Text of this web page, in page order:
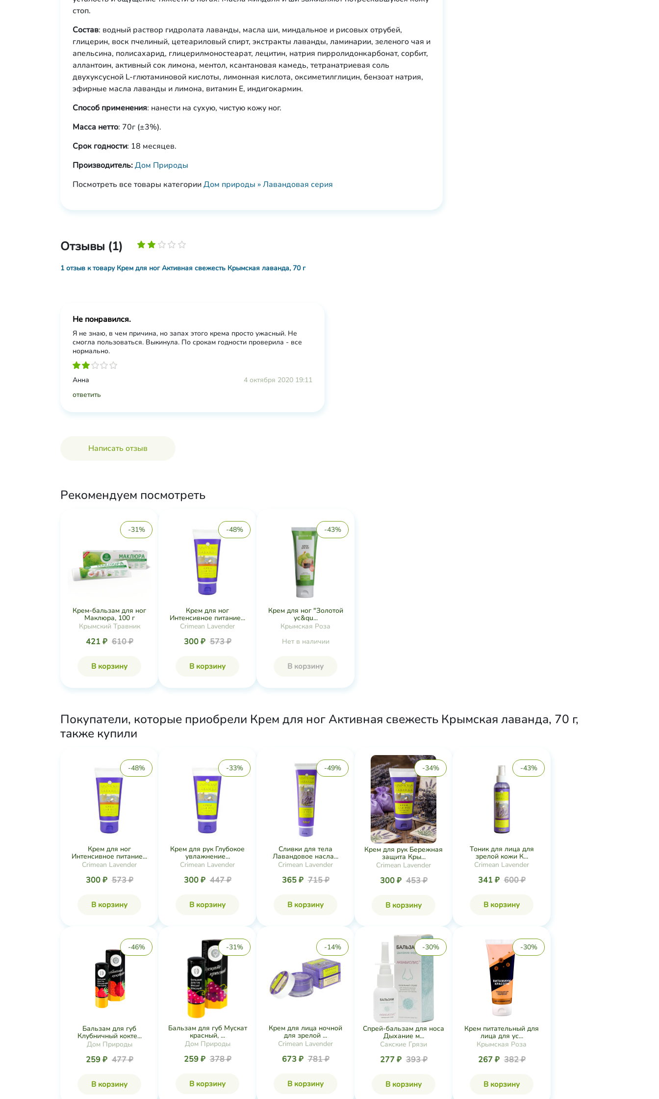
стоп.
Состав: водный раствор гидролата лаванды, масла ши, миндальное и рисовых отрубей,
глицерин, воск пчелиный, цетеариловый спирт, экстракты лаванды, ламинарии, зеленого чая и
апельсина, полисахарид, глицерилмоностеарат, лецитин, натрия пирролидонкарбонат, сорбит,
аллантоин, активный сок лимона, ментол, ксантановая камедь, тетранатриевая соль
двухуксусной L-глютаминовой кислоты, лимонная кислота, оксиметилглицин, бензоат натрия,
эфирные масла лаванды и лимона, витамин Е, индигокармин.
Способ применения: нанести на сухую, чистую кожу ног.
Масса нетто: 70г (±3%).
Срок годности: 18 месяцев.
Производитель:Дом Природы
Посмотреть все товары категорииДом природы » Лавандовая серия
Отзывы (1)
1 отзыв к товару Крем для ног Активная свежесть Крымская лаванда, 70 г
Не понравился.
Я не знаю, в чем причина, но запах этого крема просто ужасный. Не
смогла пользоваться. Выкинула. По срокам годности проверила - все
нормально.
Анна
4 октября 2020 19:11
ответить
Написать отзыв
Рекомендуем посмотреть
-31%
Крем-бальзам для ног
Маклюра, 100 г
Крымский Травник
421 ₽ 610 ₽
В корзину
-48%
Крем для ног
Интенсивное питание...
Crimean Lavender
300 ₽ 573 ₽
В корзину
-43%
Крем для ног "Золотой
ус&qu...
Крымская Роза
Нет в наличии
В корзину
Покупатели, которые приобрели Крем для ног Активная свежесть Крымская лаванда, 70 г,
также купили
-48%
Крем для ног
Интенсивное питание...
Crimean Lavender
300 ₽ 573 ₽
В корзину
-33%
Крем для рук Глубокое
увлажнение...
Crimean Lavender
300 ₽ 447 ₽
В корзину
-49%
Сливки для тела
Лавандовое насла...
Crimean Lavender
365 ₽ 715 ₽
В корзину
-34%
Крем для рук Бережная
защита Кры...
Crimean Lavender
300 ₽ 453 ₽
В корзину
-43%
Тоник для лица для
зрелой кожи К...
Crimean Lavender
341 ₽ 600 ₽
В корзину
-46%
Бальзам для губ
Клубничный кокте...
Дом Природы
259 ₽ 477 ₽
В корзину
-31%
Бальзам для губ Мускат
красный, ...
Дом Природы
259 ₽ 378 ₽
В корзину
-14%
Крем для лица ночной
для зрелой ...
Crimean Lavender
673 ₽ 781 ₽
В корзину
-30%
Спрей-бальзам для носа
Дыхание м...
Сакские Грязи
277 ₽ 393 ₽
В корзину
-30%
Крем питательный для
лица для ус...
Крымская Роза
267 ₽ 382 ₽
В корзину